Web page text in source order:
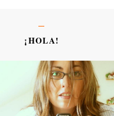
¡HOLA!